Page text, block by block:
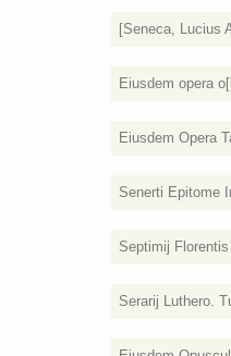
[Seneca, Lucius
Eiusdem opera
Eiusdem Opera
Senerti Epitome
Septimij
Serarij Luthero.